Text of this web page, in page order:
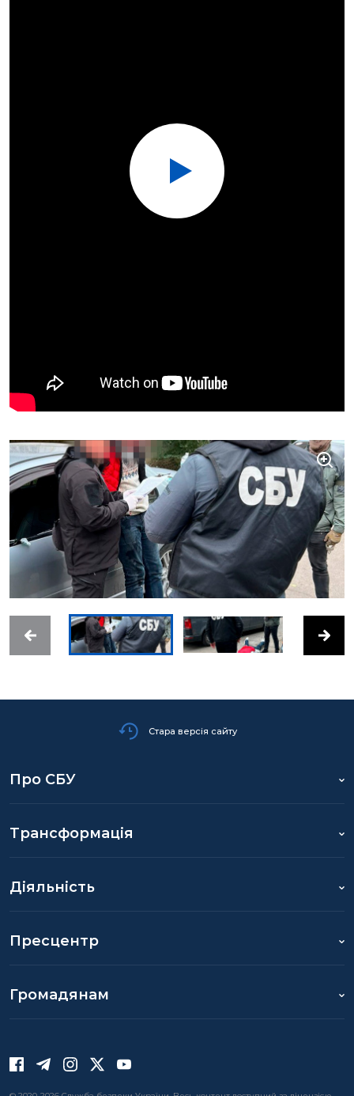
Стара версія сайту
Про СБУ
Трансформація
Діяльність
Пресцентр
Громадянам